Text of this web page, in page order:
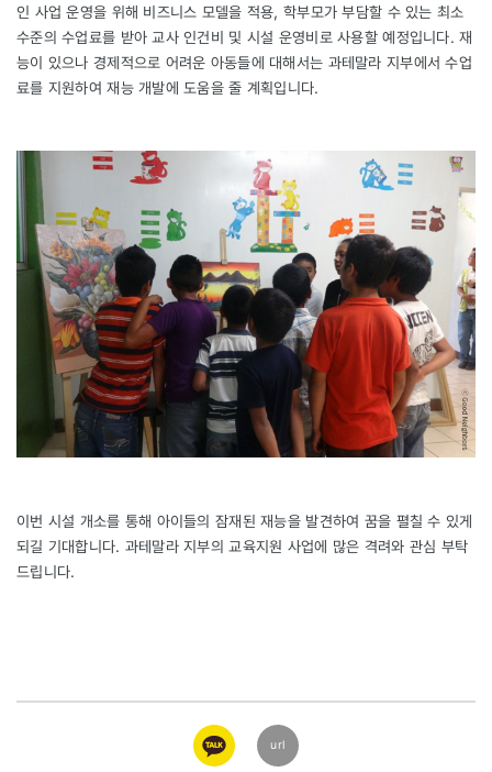
인 사업 운영을 위해 비즈니스 모델을 적용, 학부모가 부담할 수 있는 최소
수준의 수업료를 받아 교사 인건비 및 시설 운영비로 사용할 예정입니다. 재
능이 있으나 경제적으로 어려운 아동들에 대해서는 과테말라 지부에서 수업
료를 지원하여 재능 개발에 도움을 줄 계획입니다.
이번 시설 개소를 통해 아이들의 잠재된 재능을 발견하여 꿈을 펼칠 수 있게
되길 기대합니다. 과테말라 지부의 교육지원 사업에 많은 격려와 관심 부탁
드립니다.
카카오
링크
url